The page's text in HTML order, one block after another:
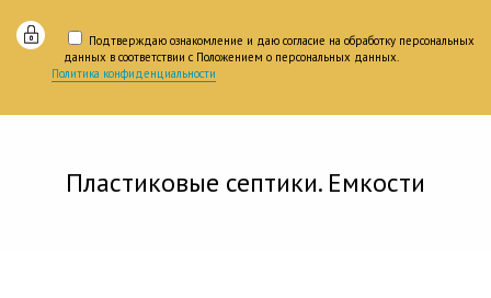
Подтверждаю ознакомление и даю согласие на обработку персональных
данных в соответствии с Положением о персональных данных.
Политика конфиденциальности
Пластиковые септики. Емкости